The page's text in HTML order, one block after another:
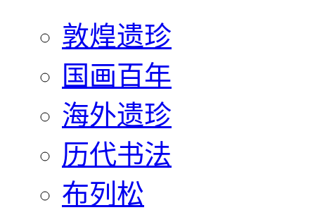
敦煌遗珍
国画百年
海外遗珍
历代书法
布列松